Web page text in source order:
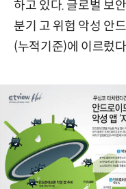
하고 있다. 글로벌 보
분기 고 위험 악성 안
(누적기준)에 이르렀